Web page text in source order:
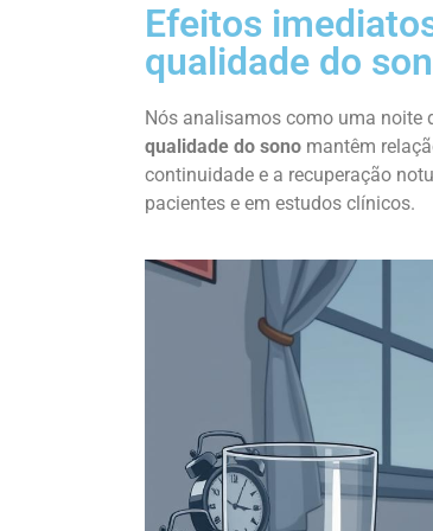
Efeitos
qualidade do
Nós analisamos como uma noite
qualidade do sono mantêm
continuidade e a recuperação
pacientes e em estudos clínicos.